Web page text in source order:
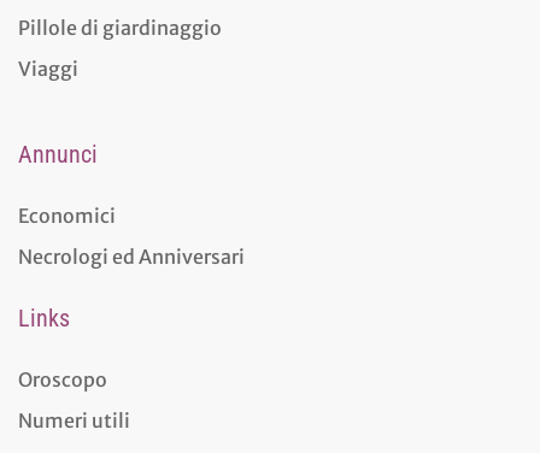
Pillole di giardinaggio
Viaggi
Annunci
Economici
Necrologi ed Anniversari
Links
Oroscopo
Numeri utili